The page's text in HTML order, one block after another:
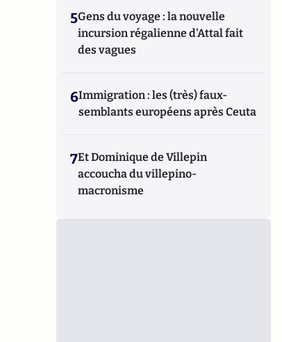
5Gens du voyage : la nouvelle
incursion régalienne d'Attal fait
des vagues
6Immigration : les (très) faux-
semblants européens après Ceuta
7Et Dominique de Villepin
accoucha du villepino-
macronisme